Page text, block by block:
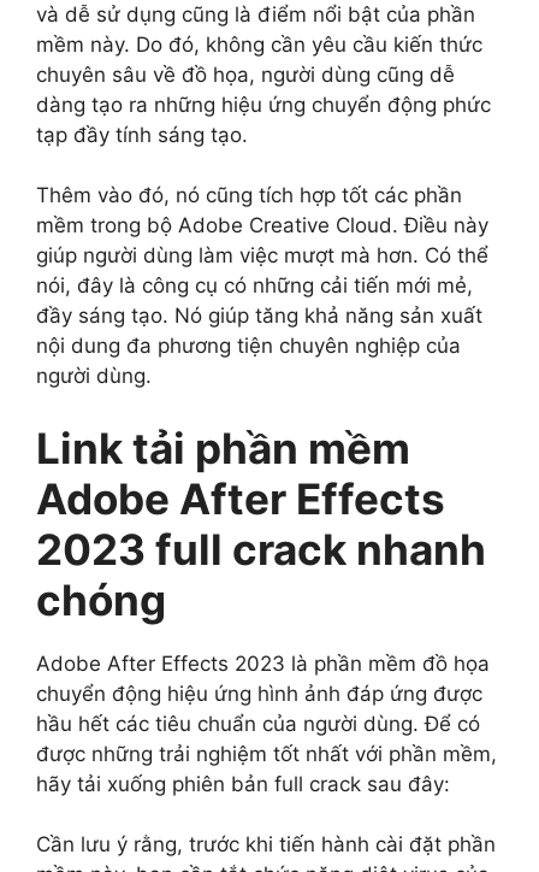
và dễ sử dụng cũng là điểm nổi bật của phần
mềm này. Do đó, không cần yêu cầu kiến thức
chuyên sâu về đồ họa, người dùng cũng dễ
dàng tạo ra những hiệu ứng chuyển động phức
tạp đầy tính sáng tạo.
Thêm vào đó, nó cũng tích hợp tốt các phần
mềm trong bộ Adobe Creative Cloud. Điều này
giúp người dùng làm việc mượt mà hơn. Có thể
nói, đây là công cụ có những cải tiến mới mẻ,
đầy sáng tạo. Nó giúp tăng khả năng sản xuất
nội dung đa phương tiện chuyên nghiệp của
người dùng.
Link tải phần mềm
Adobe After Effects
2023 full crack nhanh
chóng
Adobe After Effects 2023 là phần mềm đồ họa
chuyển động hiệu ứng hình ảnh đáp ứng được
hầu hết các tiêu chuẩn của người dùng. Để có
được những trải nghiệm tốt nhất với phần mềm,
hãy tải xuống phiên bản full crack sau đây:
Cần lưu ý rằng, trước khi tiến hành cài đặt phần